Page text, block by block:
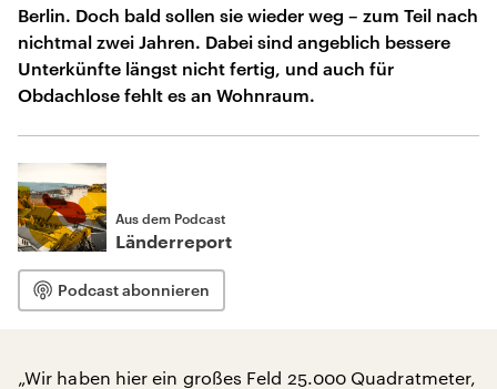
Berlin. Doch bald sollen sie wieder weg – zum Teil nach
nichtmal zwei Jahren. Dabei sind angeblich bessere
Unterkünfte längst nicht fertig, und auch für
Obdachlose fehlt es an Wohnraum.
Aus dem Podcast
Länderreport
Podcast abonnieren
„Wir haben hier ein großes Feld 25.000 Quadratmeter,